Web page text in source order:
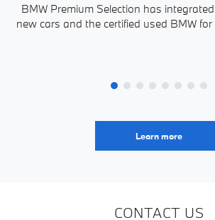
BMW Premium Selection has
new cars and the certified used BMW
Learn more
CONTACT US